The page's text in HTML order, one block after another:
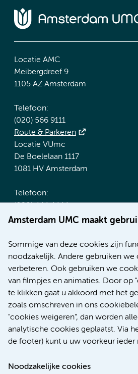
Amsterdam UMC maakt
Sommige van deze cookies zijn
noodzakelijk. Andere gebruiken we
verbeteren. Ook gebruiken we
van filmpjes en animaties. Door op
te klikken gaat u akkoord met het
zoals omschreven in ons
"cookies weigeren", dan worden
analytische cookies geplaatst. Via
de footer) kunt u uw voorkeur
Noodzakelijke cookies
Locatie AMC
Meibergdreef 9
1105 AZ Amsterdam
Telefoon:
(020) 566 9111
Route & Parkeren
Locatie VUmc
De Boelelaan 1117
1081 HV Amsterdam
Telefoon:
(020) 444 4444
Route & Parkeren
Meer Amsterdam UMC websites:
Werken bij Amsterdam UMC
Over Amsterdam UMC
Nieuws
Research
Educatie Locatie VUmc